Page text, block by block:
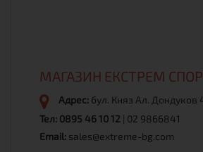
МАГАЗИН ЕКСТРЕМ
Адрес: бул. Княз Ал. Дондуков
Тел: 0895 46 10 12 | 02 9866841
Email: sales@extreme-bg.com